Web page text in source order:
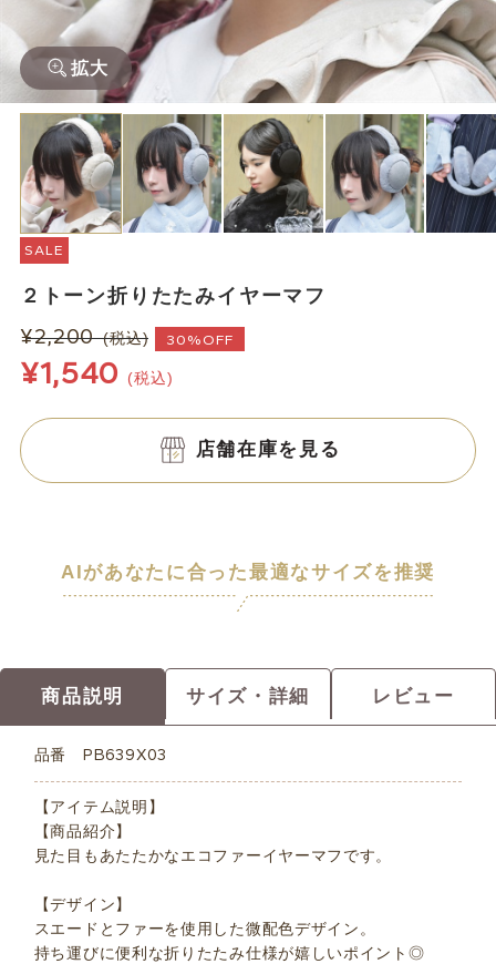
拡大
SALE
２トーン折りたたみイヤーマフ
¥2,200 (税込) 30%OFF
¥1,540 (税込)
店舗在庫を見る
AIがあなたに合った最適なサイズを推奨
商品説明 サイズ・詳細 レビュー
品番 PB639X03
【アイテム説明】
【商品紹介】
見た目もあたたかなエコファーイヤーマフです。
【デザイン】
スエードとファーを使用した微配色デザイン。
持ち運びに便利な折りたたみ仕様が嬉しいポイント◎